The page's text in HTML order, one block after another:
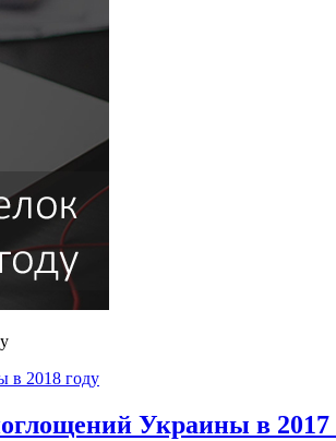
в 2018 году
Украины в 2017